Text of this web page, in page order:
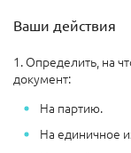
Ваши действия
1. Определить, на
документ:
На партию.
На единичное